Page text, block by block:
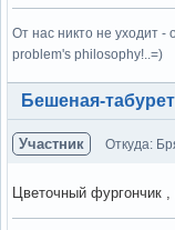
От нас никто не уходит -
problem's philosophy!..=)
Вне форума
Бешеная-
Участник Откуда:
Цветочный фургончик ,